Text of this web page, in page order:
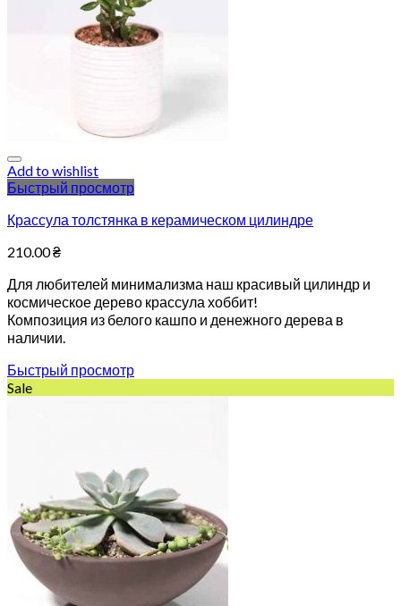
Add to wishlist
Быстрый просмотр
Крассула толстянка в керамическом цилиндре
210.00₴
Для любителей минимализма наш красивый цилиндр и
космическое дерево крассула хоббит!
Композиция из белого кашпо и денежного дерева в
наличии.
Быстрый просмотр
Sale